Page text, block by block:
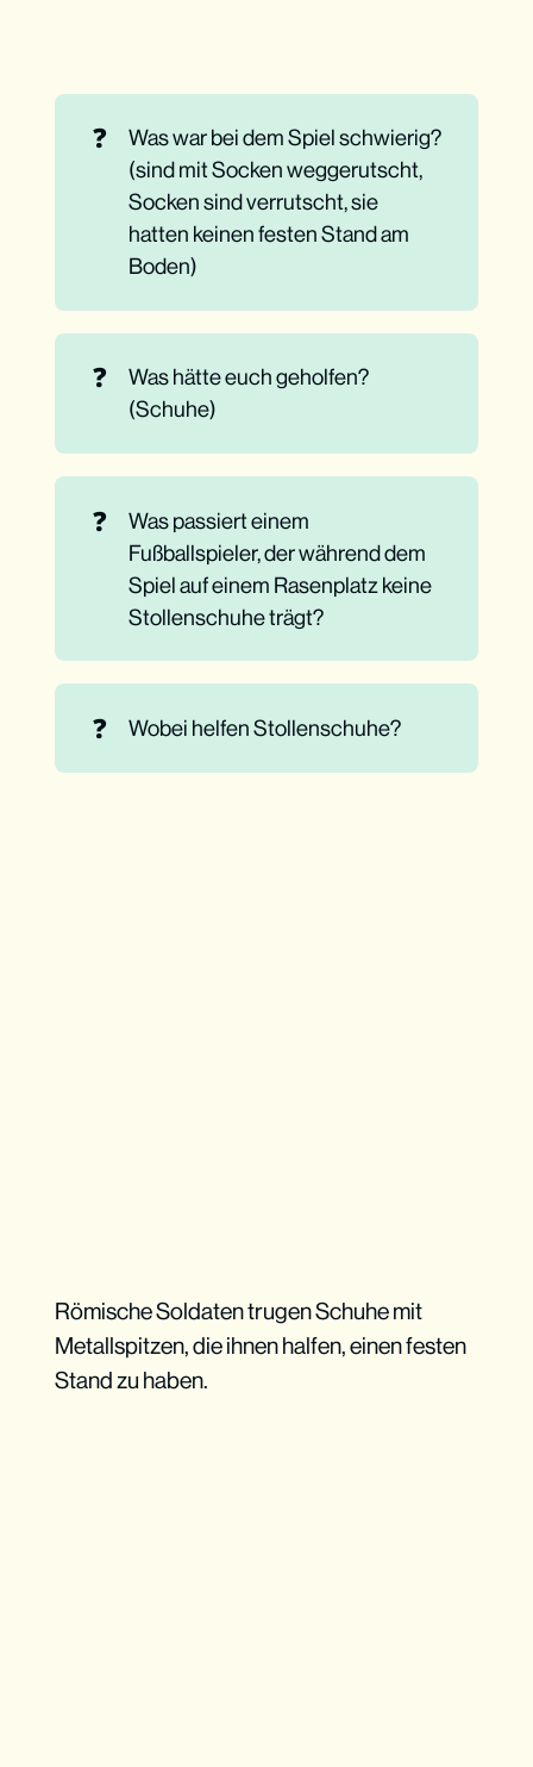
❓
Was war bei dem Spiel schwierig?
(sind mit Socken weggerutscht,
Socken sind verrutscht, sie
hatten keinen festen Stand am
Boden)
❓
Was hätte euch geholfen?
(Schuhe)
❓
Was passiert einem
Fußballspieler, der während dem
Spiel auf einem Rasenplatz keine
Stollenschuhe trägt?
❓ Wobei helfen Stollenschuhe?
Römische Soldaten trugen Schuhe mit
Metallspitzen, die ihnen halfen, einen festen
Stand zu haben.